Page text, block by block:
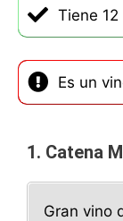
Tiene
Es un
1. Catena
Gran vino